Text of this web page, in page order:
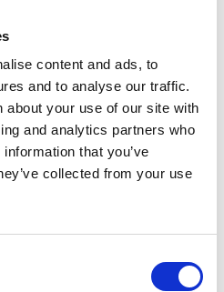
content and ads, to
and to analyse our traffic.
about your use of our site with
and analytics partners who
that you’ve
collected from your use
sus servicios